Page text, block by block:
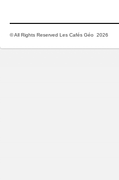
© All Rights Reserved Les Cafés Géo 2026